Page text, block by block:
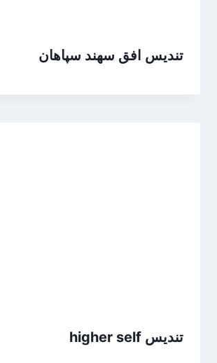
تندیس افق سهند سپاهان
تندیس higher self